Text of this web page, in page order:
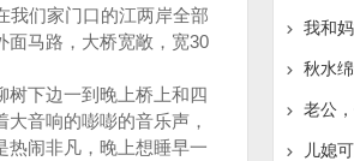
我们家门口的江两岸全部
面马路，大桥宽敞，宽30
下边一到晚上桥上和四
音响的嘭嘭的音乐声，
热闹非凡，晚上想睡早一
我和
秋水
老公
儿媳